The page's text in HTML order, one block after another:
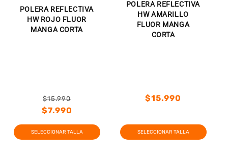
POLERA REFLECTIVA
HW ROJO FLUOR
MANGA CORTA
Precio
habitual
$15.990
Precio
de
oferta
$7.990
SELECCIONAR TALLA
POLERA REFLECTIVA
HW AMARILLO
FLUOR MANGA
CORTA
Precio
$15.990
habitual
de
oferta
SELECCIONAR TALLA